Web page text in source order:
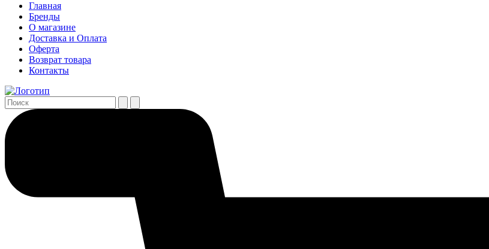
Главная
Бренды
О магазине
Доставка и Оплата
Оферта
Возврат товара
Контакты